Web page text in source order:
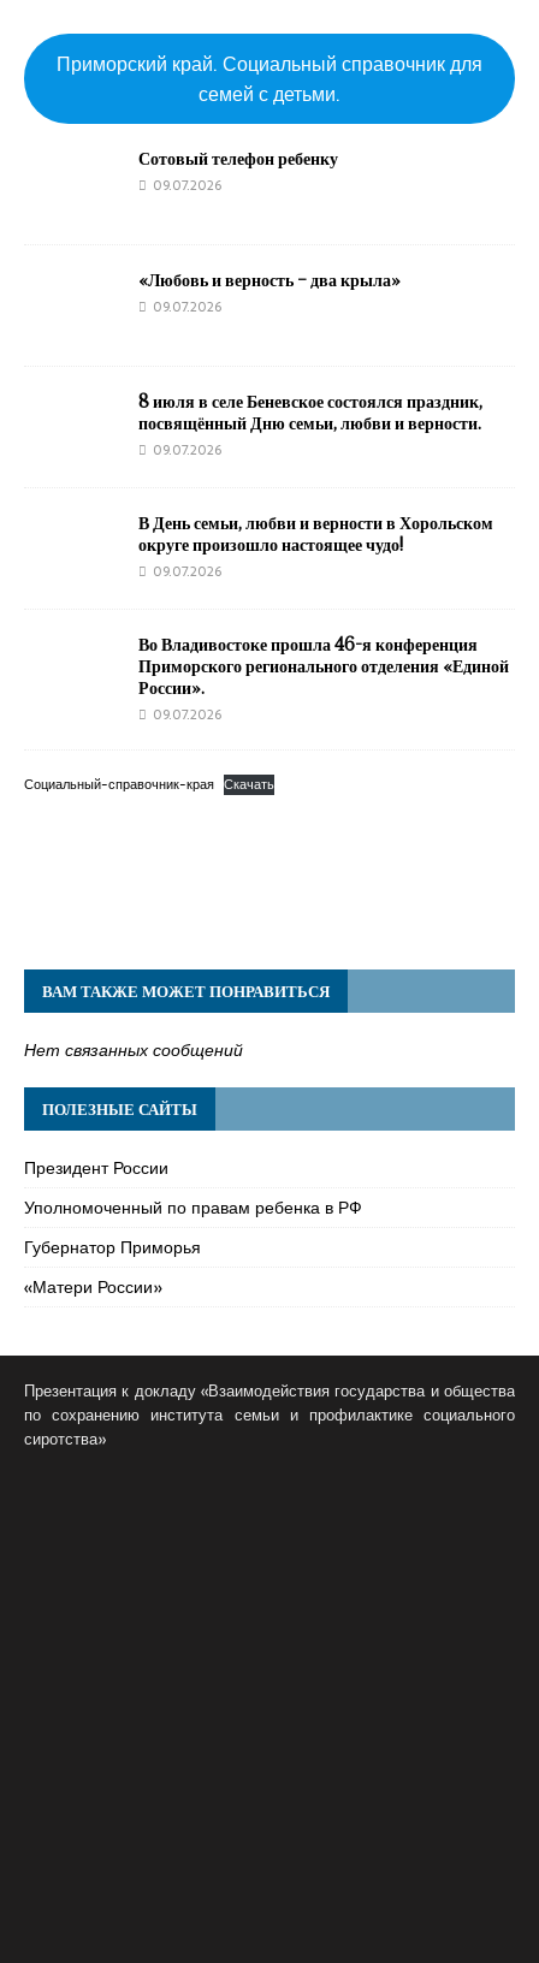
Приморский край. Социальный справочник для
семей с детьми.
Сотовый телефон ребенку
09.07.2026
«Любовь и верность – два крыла»
09.07.2026
8 июля в селе Беневское состоялся праздник,
посвящённый Дню семьи, любви и верности.
09.07.2026
В День семьи, любви и верности в Хорольском
округе произошло настоящее чудо!
09.07.2026
Во Владивостоке прошла 46-я конференция
Приморского регионального отделения «Единой
России».
09.07.2026
Социальный-справочник-края Скачать
ВАМ ТАКЖЕ МОЖЕТ ПОНРАВИТЬСЯ
Нет связанных сообщений
ПОЛЕЗНЫЕ САЙТЫ
Президент России
Уполномоченный по правам ребенка в РФ
Губернатор Приморья
«Матери России»
Презентация к докладу «Взаимодействия государства и общества
по сохранению института семьи и профилактике социального
сиротства»